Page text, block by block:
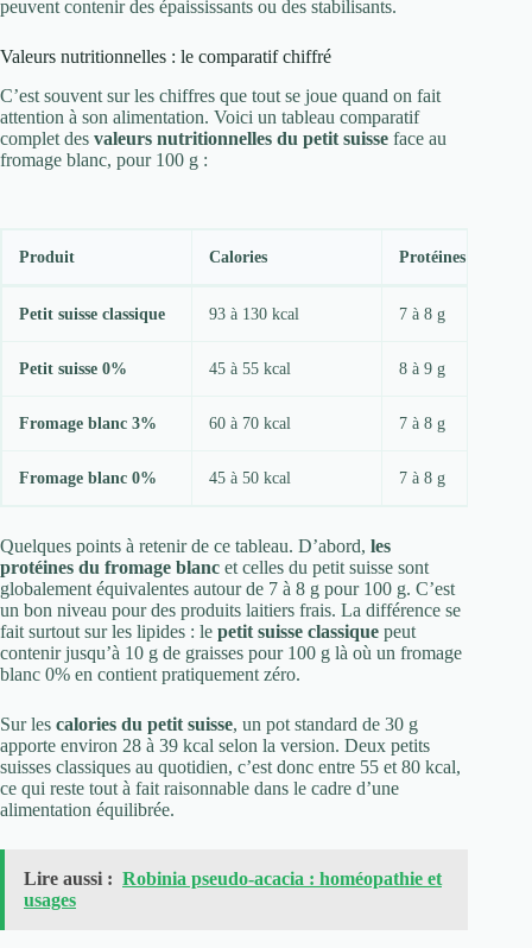
peuvent contenir des épaississants ou des stabilisants.
Valeurs nutritionnelles : le comparatif chiffré
C’est souvent sur les chiffres que tout se joue quand on fait
attention à son alimentation. Voici un tableau comparatif
complet des valeurs nutritionnelles du petit suisse face au
fromage blanc, pour 100 g :
Produit Calories Protéines
Petit suisse classique 93 à 130 kcal 7 à 8 g
Petit suisse 0% 45 à 55 kcal 8 à 9 g
Fromage blanc 3% 60 à 70 kcal 7 à 8 g
Fromage blanc 0% 45 à 50 kcal 7 à 8 g
Quelques points à retenir de ce tableau. D’abord, les
protéines du fromage blanc et celles du petit suisse sont
globalement équivalentes autour de 7 à 8 g pour 100 g. C’est
un bon niveau pour des produits laitiers frais. La différence se
fait surtout sur les lipides : le petit suisse classique peut
contenir jusqu’à 10 g de graisses pour 100 g là où un fromage
blanc 0% en contient pratiquement zéro.
Sur les calories du petit suisse, un pot standard de 30 g
apporte environ 28 à 39 kcal selon la version. Deux petits
suisses classiques au quotidien, c’est donc entre 55 et 80 kcal,
ce qui reste tout à fait raisonnable dans le cadre d’une
alimentation équilibrée.
Lire aussi : Robinia pseudo-acacia : homéopathie et
usages